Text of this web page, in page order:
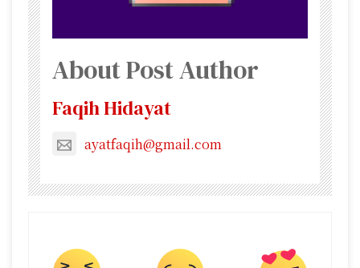
About Post Author
Faqih Hidayat
ayatfaqih@gmail.com